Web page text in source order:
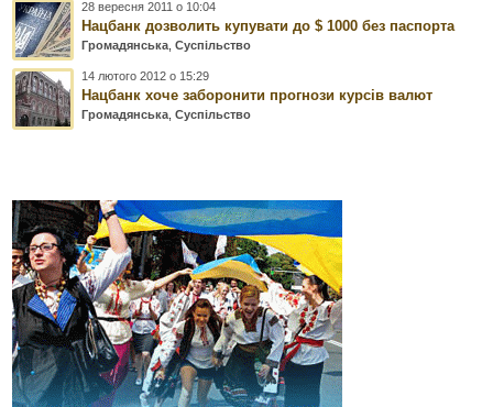
28 вересня 2011 о 10:04
Нацбанк дозволить купувати до $ 1000 без паспорта
Громадянська ,Суспільство
14 лютого 2012 о 15:29
Нацбанк хоче заборонити прогнози курсів валют
Громадянська ,Суспільство